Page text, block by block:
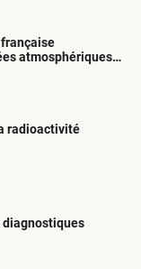
atmosphériques
radioactivité
diagnostiques